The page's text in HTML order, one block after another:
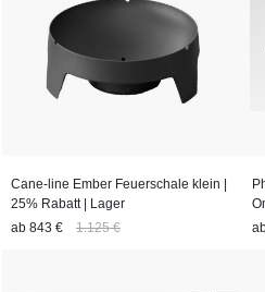
Cane-line Ember Feuerschale klein |
25% Rabatt | Lager
ab 843 € 1.125 €